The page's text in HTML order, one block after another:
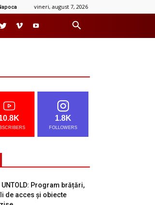
vineri, august 7, 2026
1.8K
FOLLOWERS
UNTOLD: Program brățări,
de acces și obiecte